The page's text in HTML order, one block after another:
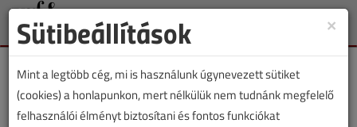
Toggle
×
Sütibeállítások
Mint a legtöbb cég, mi is használunk úgynevezett sütiket
(cookies) a honlapunkon, mert nélkülük nem tudnánk megfelelő
felhasználói élményt biztosítani és fontos funkciókat